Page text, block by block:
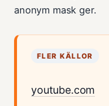
anonym mask ger.
FLER KÄLLOR
youtube.com